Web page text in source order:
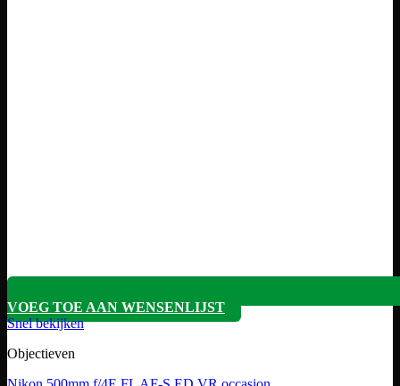
VOEG TOE AAN WENSENLIJST
Snel bekijken
Objectieven